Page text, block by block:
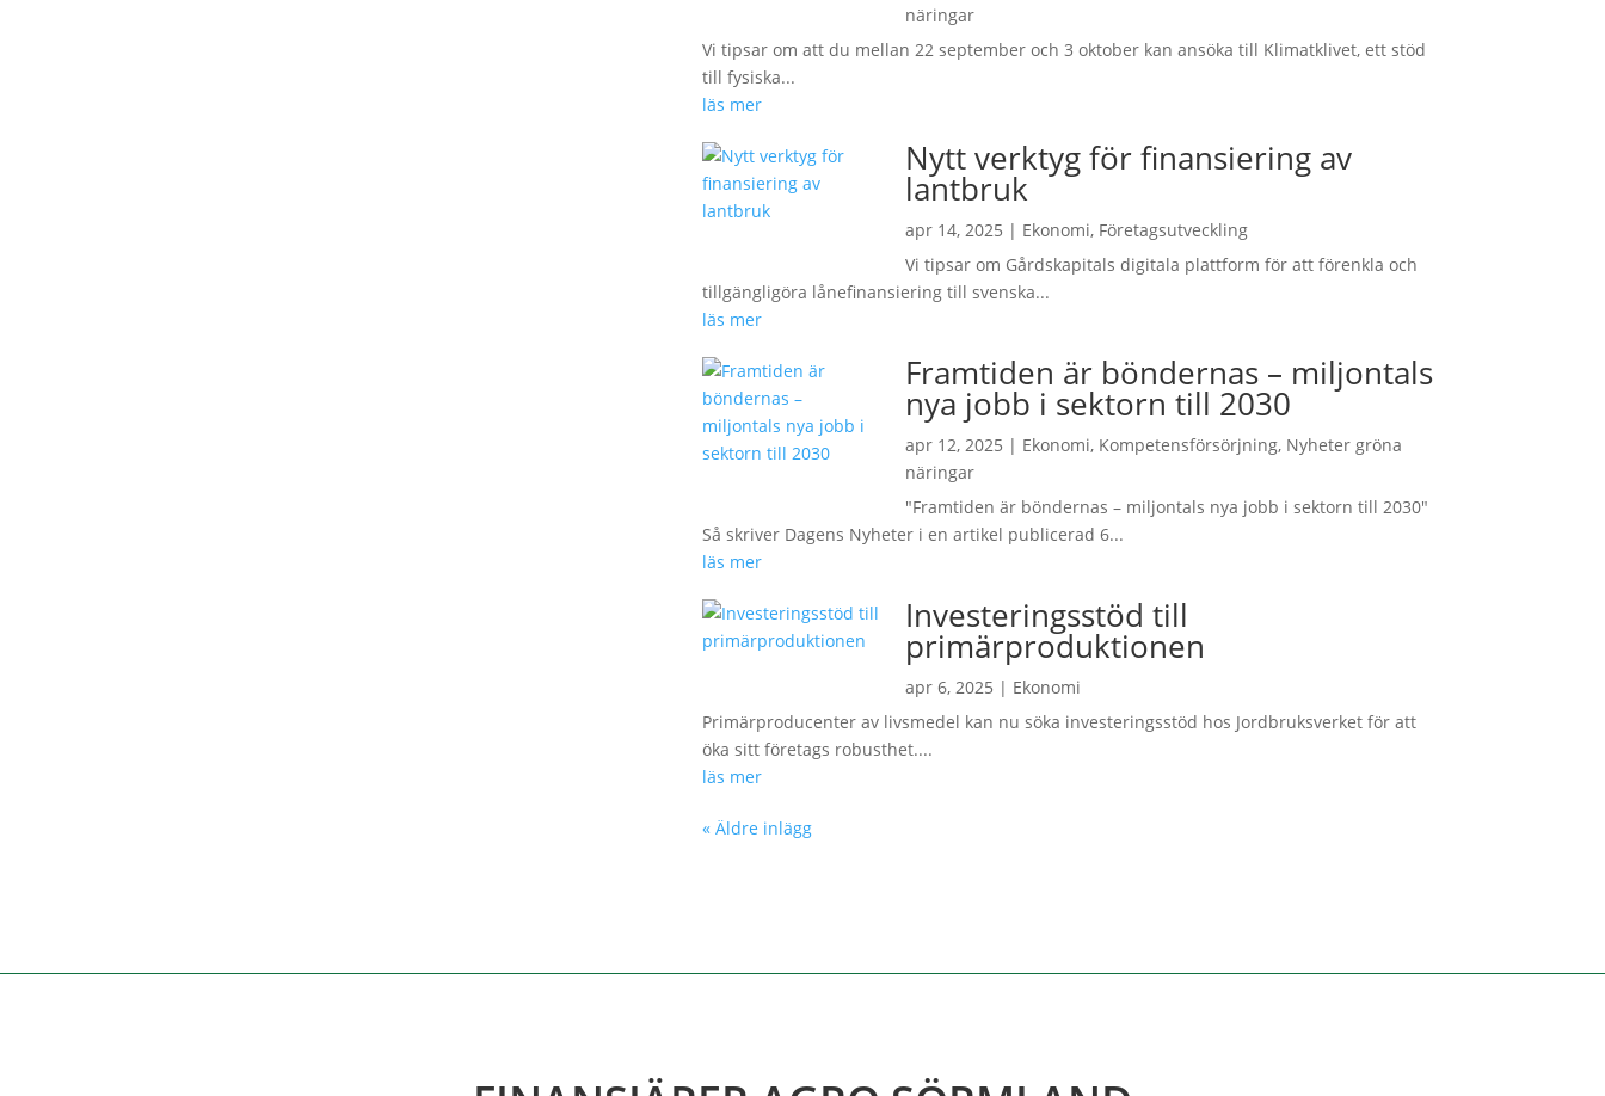
näringar
Vi tipsar om att du mellan 22 september och 3 oktober kan ansöka till Klimatklivet, ett stöd
till fysiska...
läs mer
Nytt verktyg för finansiering av
lantbruk
apr 14, 2025 | Ekonomi, Företagsutveckling
Vi tipsar om Gårdskapitals digitala plattform för att förenkla och
tillgängligöra lånefinansiering till svenska...
läs mer
Framtiden är böndernas – miljontals
nya jobb i sektorn till 2030
apr 12, 2025 | Ekonomi, Kompetensförsörjning, Nyheter gröna
näringar
"Framtiden är böndernas – miljontals nya jobb i sektorn till 2030"
Så skriver Dagens Nyheter i en artikel publicerad 6...
läs mer
Investeringsstöd till
primärproduktionen
apr 6, 2025 | Ekonomi
Primärproducenter av livsmedel kan nu söka investeringsstöd hos Jordbruksverket för att
öka sitt företags robusthet....
läs mer
« Äldre inlägg